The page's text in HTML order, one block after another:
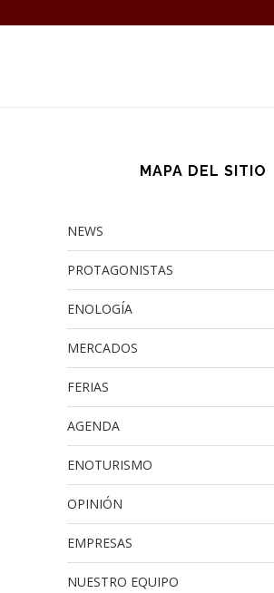
MAPA DEL SITIO
NEWS
PROTAGONISTAS
ENOLOGÍA
MERCADOS
FERIAS
AGENDA
ENOTURISMO
OPINIÓN
EMPRESAS
NUESTRO EQUIPO